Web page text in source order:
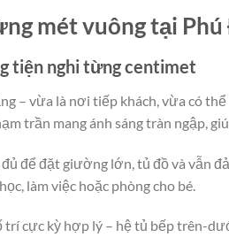
mét vuông tại
tiện nghi từng centimet
– vừa là nơi tiếp khách, vừa có
trần mang ánh sáng tràn ngập,
để đặt giường lớn, tủ đồ và vẫn
làm việc hoặc phòng cho bé.
cực kỳ hợp lý – hệ tủ bếp trên-